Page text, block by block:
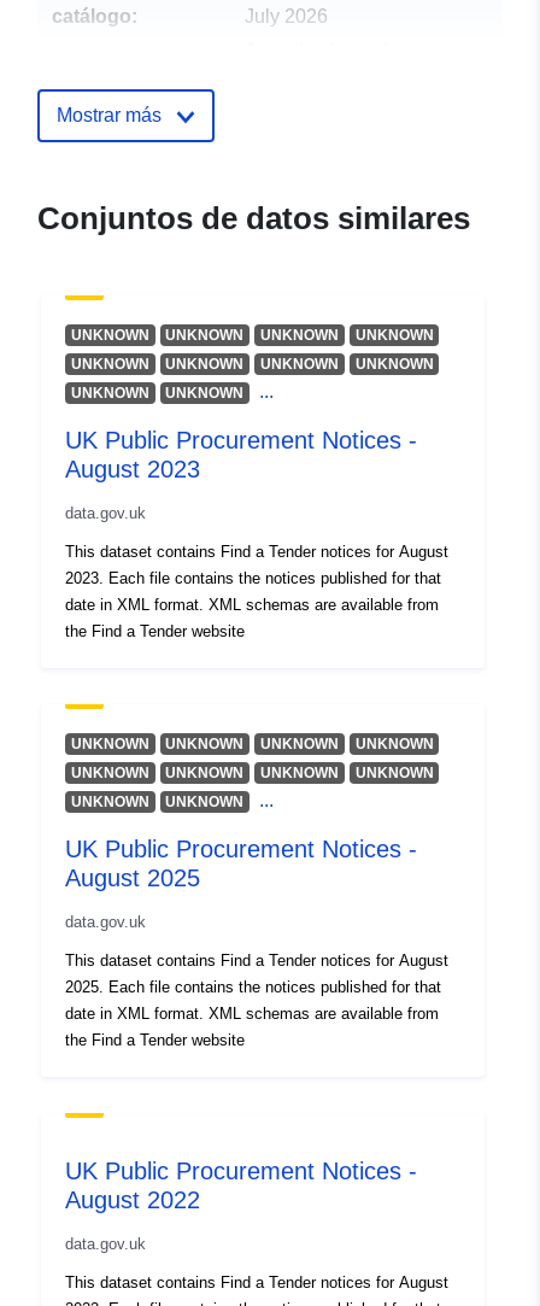
catálogo:
July 2026
uriRef:
Mostrar más
Conjuntos de datos similares
UNKNOWN UNKNOWN UNKNOWN
UNKNOWN
UNKNOWN
UNKNOWN UNKNOWN
UNKNOWN
UNKNOWN
UNKNOWN ...
UK Public Procurement Notices -
August 2023
data.gov.uk
This dataset contains Find a Tender notices for August
2023. Each file contains the notices published for that
date in XML format. XML schemas are available from
the Find a Tender website
UNKNOWN UNKNOWN UNKNOWN
UNKNOWN
UNKNOWN
UNKNOWN UNKNOWN
UNKNOWN
UNKNOWN
UNKNOWN ...
UK Public Procurement Notices -
August 2025
data.gov.uk
This dataset contains Find a Tender notices for August
2025. Each file contains the notices published for that
date in XML format. XML schemas are available from
the Find a Tender website
UK Public Procurement Notices -
August 2022
data.gov.uk
This dataset contains Find a Tender notices for August